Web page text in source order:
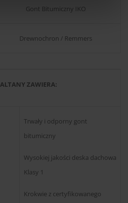
Gont Bitumiczny IKO
Drewnochron / Remmers
ZAWIERA:
Trwały i odporny gont
bitumiczny
Wysokiej jakości deska dachowa
Klasy 1
Krokwie z certyfikowanego